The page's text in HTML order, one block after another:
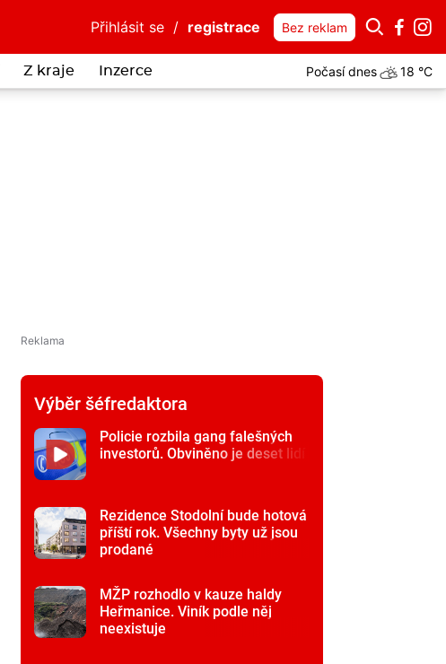
Přihlásit se / registrace Bez reklam
Z kraje Inzerce Počasí dnes 18 °C
Výběr šéfredaktora
Policie rozbila gang falešných
investorů. Obviněno je deset lidí
Rezidence Stodolní bude hotová
příští rok. Všechny byty už jsou
prodané
MŽP rozhodlo v kauze haldy
Heřmanice. Viník podle něj
neexistuje